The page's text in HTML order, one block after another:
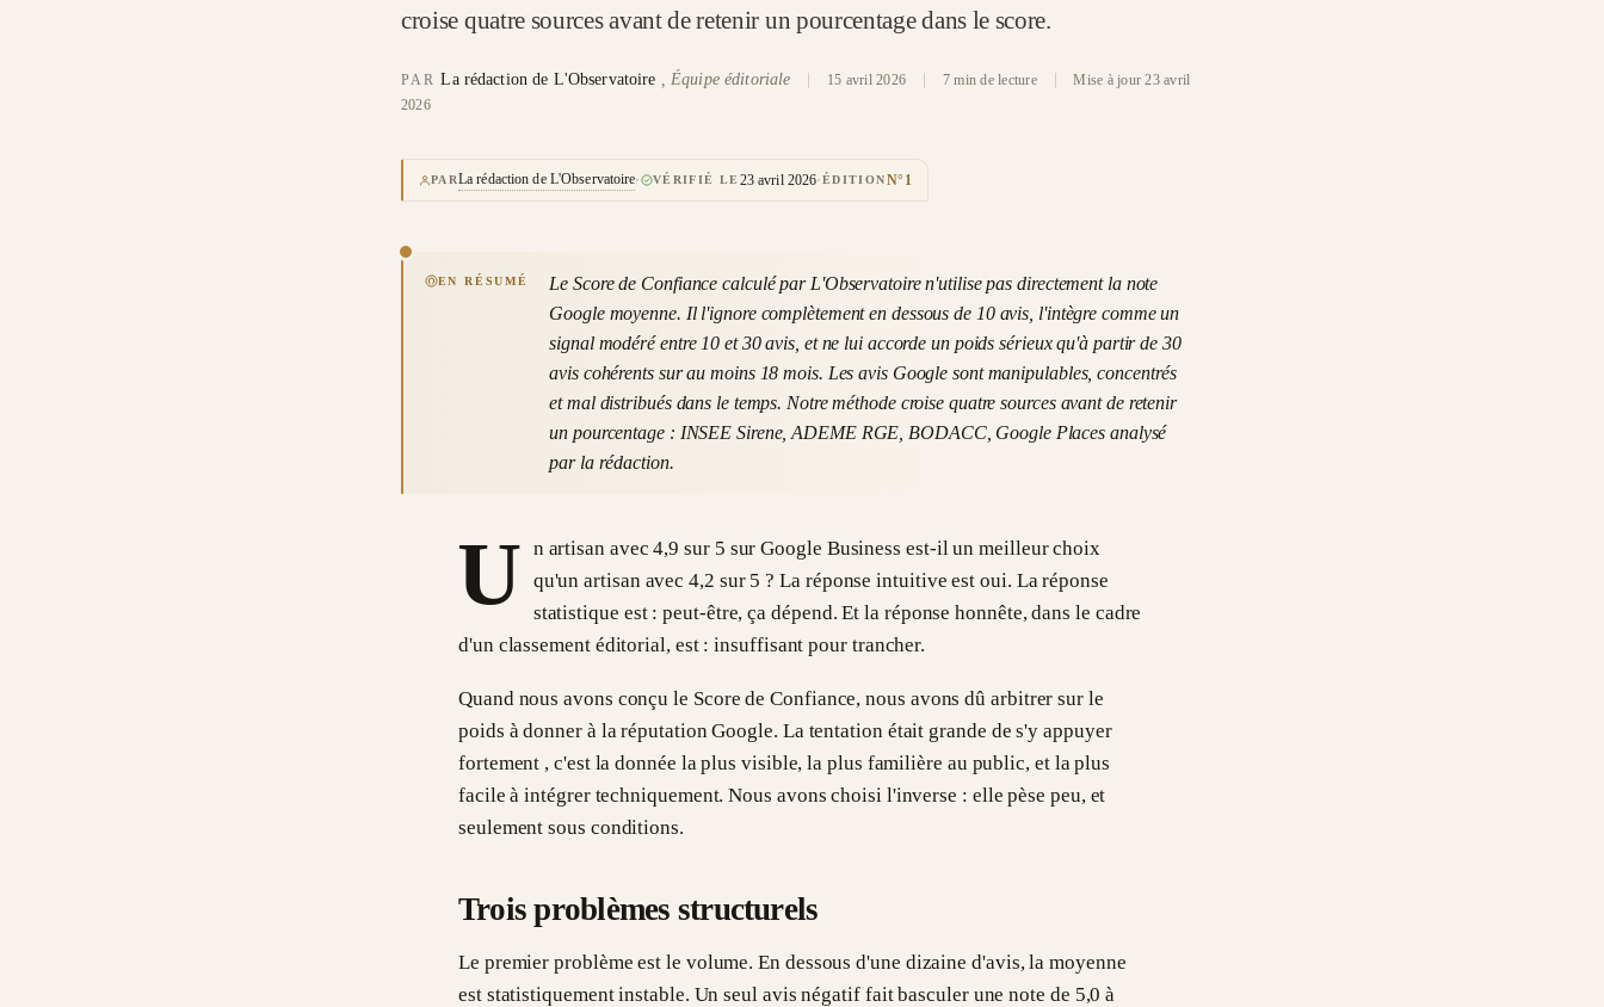
croise quatre sources avant de retenir un pourcentage dans le score.
PAR La rédaction de L'Observatoire , Équipe éditoriale 15 avril 2026 7 min de lecture
Mise à jour 23 avril
2026
PARLa rédaction de L'Observatoire· VÉRIFIÉ LE 23 avril 2026·ÉDITIONN°1
EN RÉSUMÉ
Le Score de Confiance calculé par L'Observatoire n'utilise pas directement la note
Google moyenne. Il l'ignore complètement en dessous de 10 avis, l'intègre comme un
signal modéré entre 10 et 30 avis, et ne lui accorde un poids sérieux qu'à partir de 30
avis cohérents sur au moins 18 mois. Les avis Google sont manipulables, concentrés
et mal distribués dans le temps. Notre méthode croise quatre sources avant de retenir
un pourcentage : INSEE Sirene, ADEME RGE, BODACC, Google Places analysé
par la rédaction.
U n artisan avec 4,9 sur 5 sur Google Business est-il un meilleur choix
qu'un artisan avec 4,2 sur 5 ? La réponse intuitive est oui. La réponse
statistique est : peut-être, ça dépend. Et la réponse honnête, dans le cadre
d'un classement éditorial, est : insuffisant pour trancher.
Quand nous avons conçu le Score de Confiance, nous avons dû arbitrer sur le
poids à donner à la réputation Google. La tentation était grande de s'y appuyer
fortement , c'est la donnée la plus visible, la plus familière au public, et la plus
facile à intégrer techniquement. Nous avons choisi l'inverse : elle pèse peu, et
seulement sous conditions.
Trois problèmes structurels
Le premier problème est le volume. En dessous d'une dizaine d'avis, la moyenne
est statistiquement instable. Un seul avis négatif fait basculer une note de 5,0 à